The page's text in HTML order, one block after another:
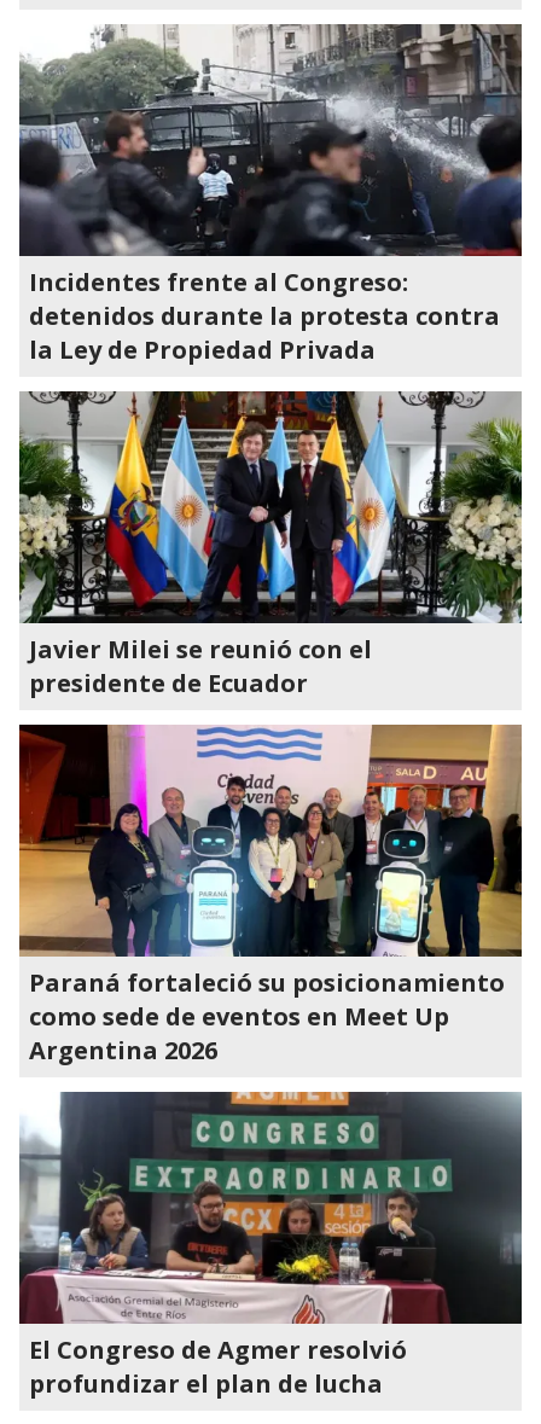
Incidentes frente al Congreso:
detenidos durante la protesta contra
la Ley de Propiedad Privada
Javier Milei se reunió con el
presidente de Ecuador
Paraná fortaleció su posicionamiento
como sede de eventos en Meet Up
Argentina 2026
El Congreso de Agmer resolvió
profundizar el plan de lucha